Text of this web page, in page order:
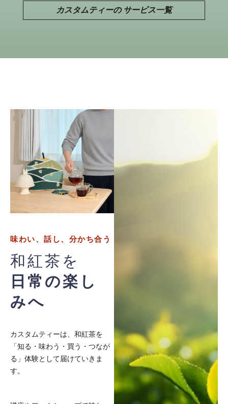
カスタムティーの サービス一覧
味わい、話し、分かち合う
和紅茶を
日常の楽し
みへ
カスタムティーは、和紅茶を
「知る・味わう・買う・つなが
る」体験として届けていきま
す。